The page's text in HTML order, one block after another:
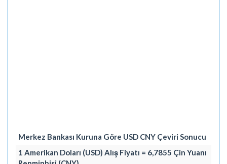
Merkez Bankası Kuruna Göre USD CNY Çeviri Sonucu
1 Amerikan Doları (USD) Alış Fiyatı = 6,7855 Çin Yuanı